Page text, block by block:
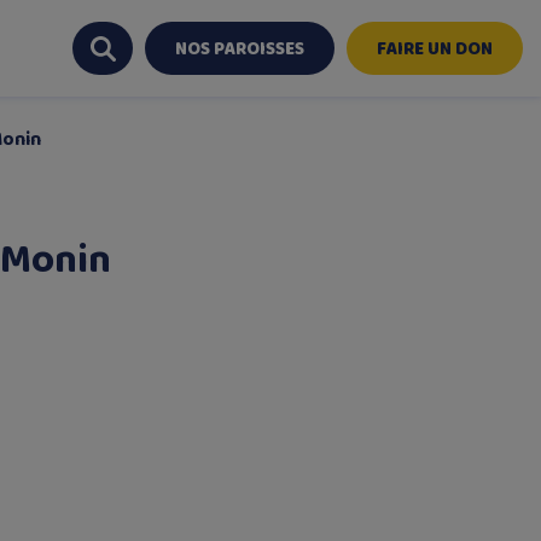
NOS PAROISSES FAIRE UN DON